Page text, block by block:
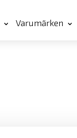
Varumärken